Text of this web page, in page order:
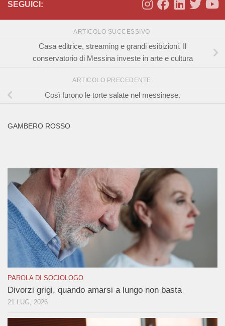
SEGUICI:
ARTICOLO SUCCESSIVO
Casa editrice, streaming e grandi esibizioni. Il
conservatorio di Messina investe in arte e cultura
ARTICOLO PRECEDENTE
Così furono le torte salate nel messinese.
GAMBERO ROSSO
PAROLA DI SOCIOLOGO
Divorzi grigi, quando amarsi a lungo non basta
21 LUG, 2026